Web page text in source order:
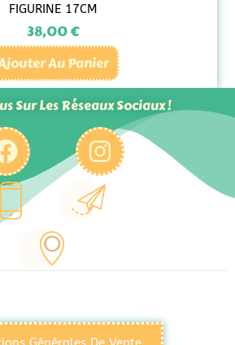
FIGURINE 17CM
38,00€
Au Panier
Sur Les Réseaux Sociaux !